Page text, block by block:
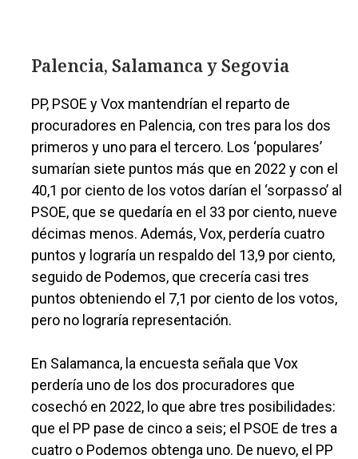
Palencia, Salamanca y Segovia
PP, PSOE y Vox mantendrían el reparto de
procuradores en Palencia, con tres para los dos
primeros y uno para el tercero. Los ‘populares’
sumarían siete puntos más que en 2022 y con el
40,1 por ciento de los votos darían el ‘sorpasso’ al
PSOE, que se quedaría en el 33 por ciento, nueve
décimas menos. Además, Vox, perdería cuatro
puntos y lograría un respaldo del 13,9 por ciento,
seguido de Podemos, que crecería casi tres
puntos obteniendo el 7,1 por ciento de los votos,
pero no lograría representación.
En Salamanca, la encuesta señala que Vox
perdería uno de los dos procuradores que
cosechó en 2022, lo que abre tres posibilidades:
que el PP pase de cinco a seis; el PSOE de tres a
cuatro o Podemos obtenga uno. De nuevo, el PP